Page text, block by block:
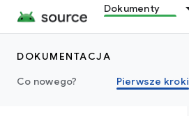
Dokumenty
DOKUMENTACJA
Co nowego?
Pierwsze kroki